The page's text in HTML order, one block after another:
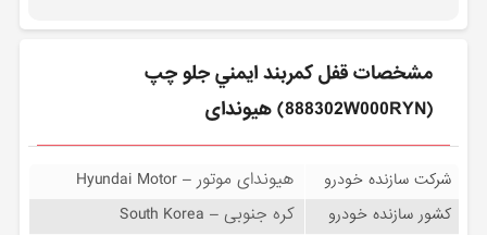
مشخصات قفل كمربند ايمني جلو چپ
(888302W000RYN) هیوندای
شرکت سازنده خودرو هیوندای موتور – Hyundai Motor
کشور سازنده خودرو کره جنوبی – South Korea